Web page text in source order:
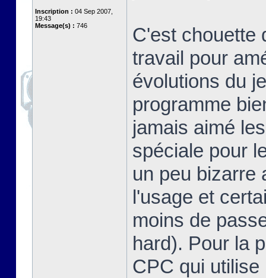
Inscription : 04 Sep 2007,
19:43
Message(s) : 746
C'est chouette
travail pour
évolutions du
programme
jamais aimé
spéciale pour
un peu bizarre
l'usage et
moins de
hard). Pour la
CPC qui